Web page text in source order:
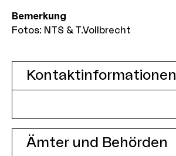
Bemerkung
Fotos: NTS & T.Vollbrecht
Kontaktinformationen
Ämter und Behörden